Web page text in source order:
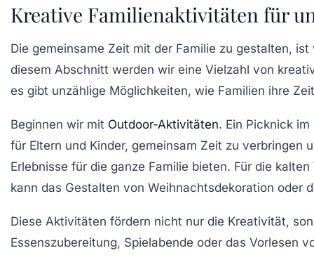
Kreative Familienaktivitäten für
Die gemeinsame Zeit mit der Familie zu gestalten,
diesem Abschnitt werden wir eine Vielzahl von
es gibt unzählige Möglichkeiten, wie Familien ihre
Beginnen wir mit Outdoor-Aktivitäten. Ein Picknick
für Eltern und Kinder, gemeinsam Zeit zu verbringen
Erlebnisse für die ganze Familie bieten. Für die
kann das Gestalten von Weihnachtsdekoration oder
Diese Aktivitäten fördern nicht nur die Kreativität,
Essenszubereitung, Spielabende oder das Vorlesen